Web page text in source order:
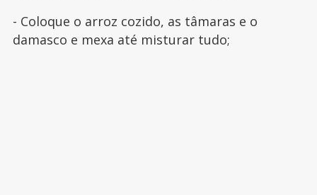
- Coloque o arroz cozido, as tâmaras e o
damasco e mexa até misturar tudo;